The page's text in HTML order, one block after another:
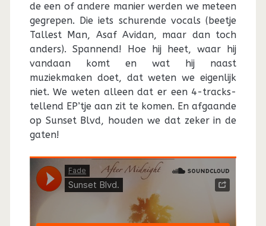
de een of andere manier werden we meteen
gegrepen. Die iets schurende vocals (beetje
Tallest Man, Asaf Avidan, maar dan toch
anders). Spannend! Hoe hij heet, waar hij
vandaan komt en wat hij naast
muziekmaken doet, dat weten we eigenlijk
niet. We weten alleen dat er een 4-tracks-
tellend EP’tje aan zit te komen. En afgaande
op Sunset Blvd, houden we dat zeker in de
gaten!